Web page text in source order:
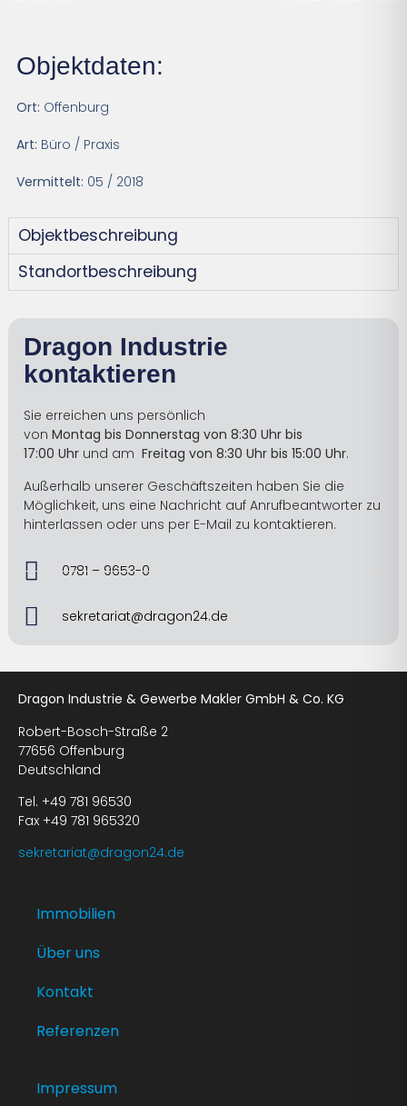
Objektdaten:
Ort: Offenburg
Art: Büro / Praxis
Vermittelt: 05 / 2018
Objektbeschreibung
Standortbeschreibung
Dragon Industrie
kontaktieren
Sie erreichen uns persönlich
vonMontag bis Donnerstagvon 8:30 Uhr bis
17:00 Uhr und amFreitag von 8:30 Uhr bis 15:00 Uhr.
Außerhalb unserer Geschäftszeiten haben Sie die
Möglichkeit, uns eine Nachricht auf Anrufbeantworter zu
hinterlassen oder uns per E-Mail zu kontaktieren.
0781 – 9653-0
sekretariat@dragon24.de
Dragon Industrie & Gewerbe Makler GmbH & Co. KG
Robert-Bosch-Straße 2
77656 Offenburg
Deutschland
Tel. +49 781 96530
Fax +49 781 965320
sekretariat@dragon24.de
Immobilien
Über uns
Kontakt
Referenzen
Impressum